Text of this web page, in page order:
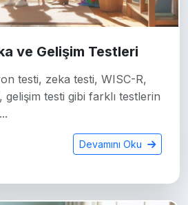
ve Gelişim Testleri
testi, zeka testi, WISC-R,
gelişim testi gibi farklı testlerin
Devamını Oku